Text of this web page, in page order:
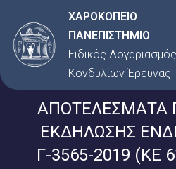
στο
περιεχόμενο
ΧΑΡΟΚΟΠΕΙΟ
ΠΑΝΕΠΙΣΤΗΜΙΟ
Ειδικός Λογαριασμός
Κονδυλίων Έρευνας
ΑΠΟΤΕΛΕΣΜΑΤΑ
ΕΚΔΗΛΩΣΗΣ
Γ-3565-2019 (ΚΕ